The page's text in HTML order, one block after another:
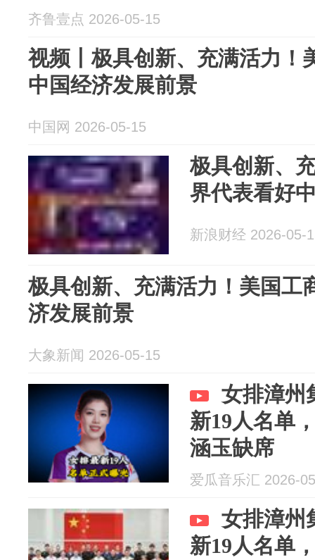
齐鲁壹点 2026-05-15
视频丨极具创新、充满活力！
中国经济发展前景
中国网 2026-05-15
极具创新、
界代表看好
新浪财经 2026-05-
极具创新、充满活力！美国工
济发展前景
大象新闻 2026-05-15
女排漳州
新19人名单
涵玉缺席
爱瓜音乐汇 2026-
女排漳州
新19人名单